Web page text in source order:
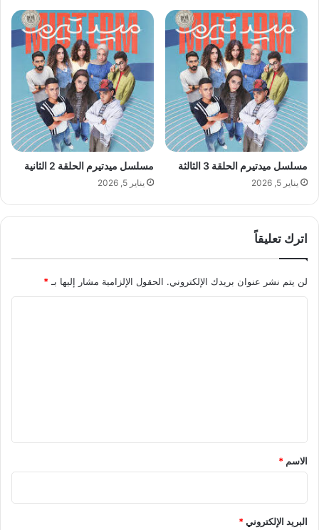
مسلسل ميدتيرم الحلقة 3 الثالثة
يناير 5, 2026
مسلسل ميدتيرم الحلقة 2 الثانية
يناير 5, 2026
اترك تعليقاً
لن يتم نشر عنوان بريدك الإلكتروني. الحقول الإلزامية مشار إليها بـ*
*
الاسم *
البريد الإلكتروني*